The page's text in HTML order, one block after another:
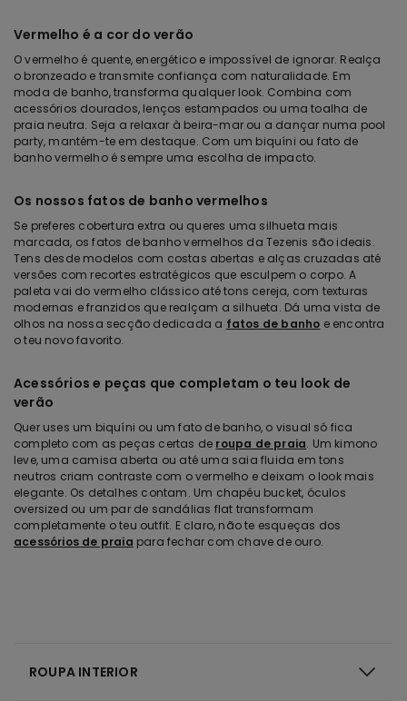
Vermelho é a cor do verão
O vermelho é quente, energético e impossível de ignorar. Realça
o bronzeado e transmite confiança com naturalidade. Em
moda de banho, transforma qualquer look. Combina com
acessórios dourados, lenços estampados ou uma toalha de
praia neutra. Seja a relaxar à beira-mar ou a dançar numa pool
party, mantém-te em destaque. Com um biquíni ou fato de
banho vermelho é sempre uma escolha de impacto.
Os nossos fatos de banho vermelhos
Se preferes cobertura extra ou queres uma silhueta mais
marcada, os fatos de banho vermelhos da Tezenis são ideais.
Tens desde modelos com costas abertas e alças cruzadas até
versões com recortes estratégicos que esculpem o corpo. A
paleta vai do vermelho clássico até tons cereja, com texturas
modernas e franzidos que realçam a silhueta. Dá uma vista de
olhos na nossa secção dedicada a fatos de banho e encontra
o teu novo favorito.
Acessórios e peças que completam o teu look de
verão
Quer uses um biquíni ou um fato de banho, o visual só fica
completo com as peças certas de roupa de praia. Um kimono
leve, uma camisa aberta ou até uma saia fluida em tons
neutros criam contraste com o vermelho e deixam o look mais
elegante. Os detalhes contam. Um chapéu bucket, óculos
oversized ou um par de sandálias flat transformam
completamente o teu outfit. E claro, não te esqueças dos
acessórios de praia para fechar com chave de ouro.
ROUPA INTERIOR